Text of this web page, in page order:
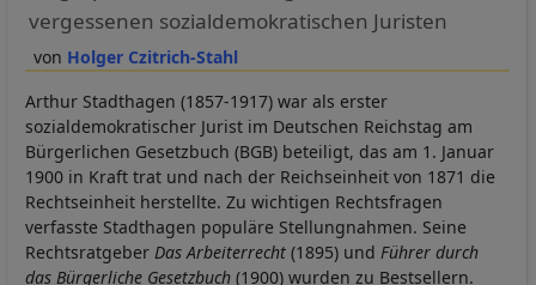
Holger Czitrich-Stahl
vergessenen sozialdemokratischen Juristen
Arthur Stadthagen (1857-1917) war als erster
sozialdemokratischer Jurist im Deutschen Reichstag am
Bürgerlichen Gesetzbuch (BGB) beteiligt, das am 1. Januar
1900 in Kraft trat und nach der Reichseinheit von 1871 die
Rechtseinheit herstellte. Zu wichtigen Rechtsfragen
verfasste Stadthagen populäre Stellungnahmen. Seine
Rechtsratgeber Das Arbeiterrecht (1895) und Führer durch
das Bürgerliche Gesetzbuch (1900) wurden zu Bestsellern.